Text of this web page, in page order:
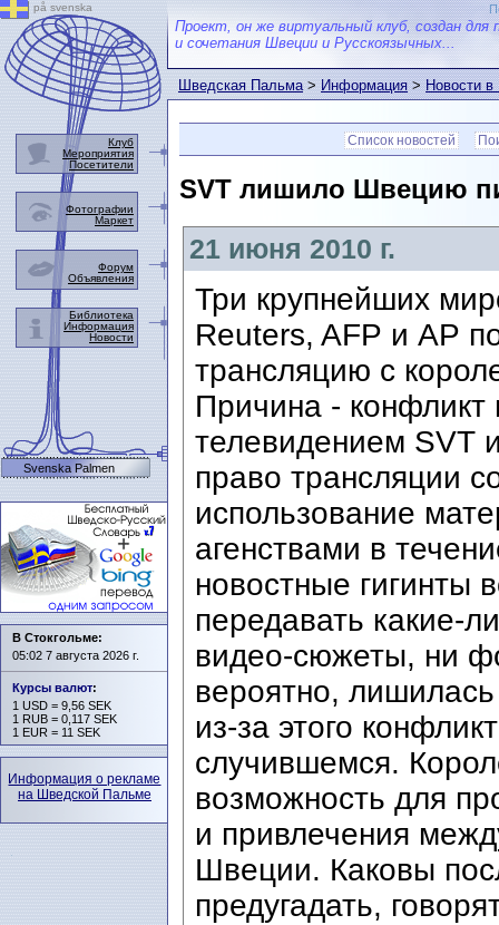
Проект, он же виртуальный клуб, создан для
и сочетания Швеции и Русскоязычных...
Шведская Пальма>Информация>Новости
Список новостей
SVT лишило Швецию
21 июня 2010 г.
Три крупнейших
Reuters, AFP и AP
трансляцию с
Причина -
телевидением SVT
право трансляции
использование
агенствами в
новостные гигинты
передавать какие-
видео-сюжеты, ни
вероятно,
из-за этого
случившемся.
возможность для
и привлечения
Швеции. Каковы
предугадать,
på svenska
Клуб
Мероприятия
Посетители
Фотографии
Маркет
Форум
Объявления
Библиотека
Информация
Новости
Svenska Palmen
В Стокгольме:
05:02 7 августа 2026 г.
Курсы валют:
1 USD = 9,56 SEK
1 RUB = 0,117 SEK
1 EUR = 11 SEK
Информация о рекламе
на Шведской Пальме